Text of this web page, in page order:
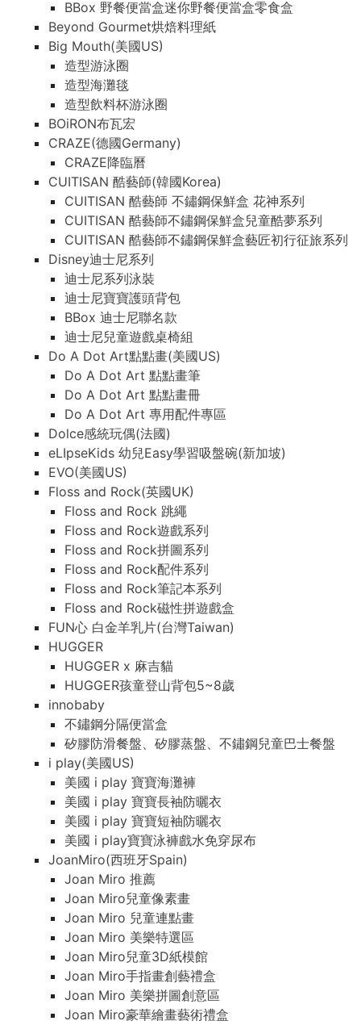
BBox 野餐便當盒迷你野餐便當盒零食盒
Beyond Gourmet烘焙料理紙
Big Mouth(美國US)
造型游泳圈
造型海灘毯
造型飲料杯游泳圈
BOiRON布瓦宏
CRAZE(德國Germany)
CRAZE降臨曆
CUITISAN 酷藝師(韓國Korea)
CUITISAN 酷藝師 不鏽鋼保鮮盒 花神系列
CUITISAN 酷藝師不鏽鋼保鮮盒兒童酷夢系列
CUITISAN 酷藝師不鏽鋼保鮮盒藝匠初行征旅系列
Disney迪士尼系列
迪士尼系列泳裝
迪士尼寶寶護頭背包
BBox 迪士尼聯名款
迪士尼兒童遊戲桌椅組
Do A Dot Art點點畫(美國US)
Do A Dot Art 點點畫筆
Do A Dot Art 點點畫冊
Do A Dot Art 專用配件專區
Dolce感統玩偶(法國)
eLIpseKids 幼兒Easy學習吸盤碗(新加坡)
EVO(美國US)
Floss and Rock(英國UK)
Floss and Rock 跳繩
Floss and Rock遊戲系列
Floss and Rock拼圖系列
Floss and Rock配件系列
Floss and Rock筆記本系列
Floss and Rock磁性拼遊戲盒
FUN心 白金羊乳片(台灣Taiwan)
HUGGER
HUGGER x 麻吉貓
HUGGER孩童登山背包5~8歲
innobaby
不鏽鋼分隔便當盒
矽膠防滑餐盤、矽膠蒸盤、不鏽鋼兒童巴士餐盤
i play(美國US)
美國 i play 寶寶海灘褲
美國 i play 寶寶長袖防曬衣
美國 i play 寶寶短袖防曬衣
美國 i play寶寶泳褲戲水免穿尿布
JoanMiro(西班牙Spain)
Joan Miro 推薦
Joan Miro兒童像素畫
Joan Miro 兒童連點畫
Joan Miro 美樂特選區
Joan Miro兒童3D紙模館
Joan Miro手指畫創藝禮盒
Joan Miro 美樂拼圖創意區
Joan Miro豪華繪畫藝術禮盒